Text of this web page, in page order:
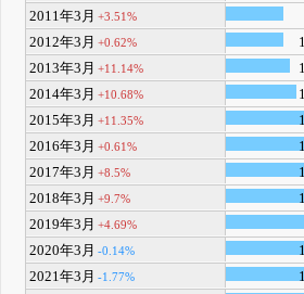
2011年3月 +3.51%
2012年3月 +0.62%
2013年3月 +11.14%
2014年3月 +10.68%
2015年3月 +11.35%
2016年3月 +0.61%
2017年3月 +8.5%
2018年3月 +9.7%
2019年3月 +4.69%
2020年3月 -0.14%
2021年3月 -1.77%